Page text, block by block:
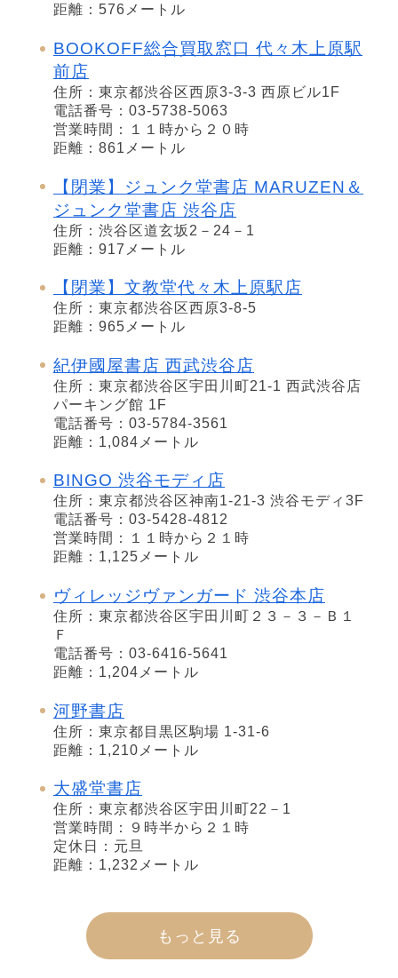
距離：576メートル
BOOKOFF総合買取窓口 代々木上原駅
前店
住所：東京都渋谷区西原3-3-3 西原ビル1F
電話番号：03-5738-5063
営業時間：１１時から２０時
距離：861メートル
【閉業】ジュンク堂書店 MARUZEN＆
ジュンク堂書店 渋谷店
住所：渋谷区道玄坂2－24－1
距離：917メートル
【閉業】文教堂代々木上原駅店
住所：東京都渋谷区西原3-8-5
距離：965メートル
紀伊國屋書店 西武渋谷店
住所：東京都渋谷区宇田川町21-1 西武渋谷店
パーキング館 1F
電話番号：03-5784-3561
距離：1,084メートル
BINGO 渋谷モディ店
住所：東京都渋谷区神南1-21-3 渋谷モディ3F
電話番号：03-5428-4812
営業時間：１１時から２１時
距離：1,125メートル
ヴィレッジヴァンガード 渋谷本店
住所：東京都渋谷区宇田川町２３－３－Ｂ１
Ｆ
電話番号：03-6416-5641
距離：1,204メートル
河野書店
住所：東京都目黒区駒場 1-31-6
距離：1,210メートル
大盛堂書店
住所：東京都渋谷区宇田川町22－1
営業時間：９時半から２１時
定休日：元旦
距離：1,232メートル
もっと見る